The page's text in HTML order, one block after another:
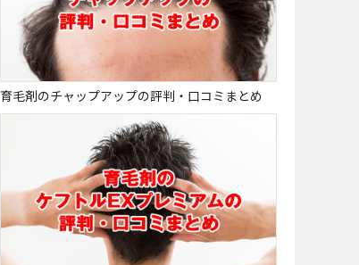
育毛剤のチャップアップの評判・口コミまとめ